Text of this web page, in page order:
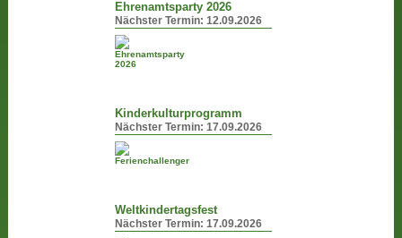
Ehrenamtsparty 2026
Nächster Termin:12.09.2026
Kinderkulturprogramm
Nächster Termin:17.09.2026
Weltkindertagsfest
Nächster Termin:17.09.2026